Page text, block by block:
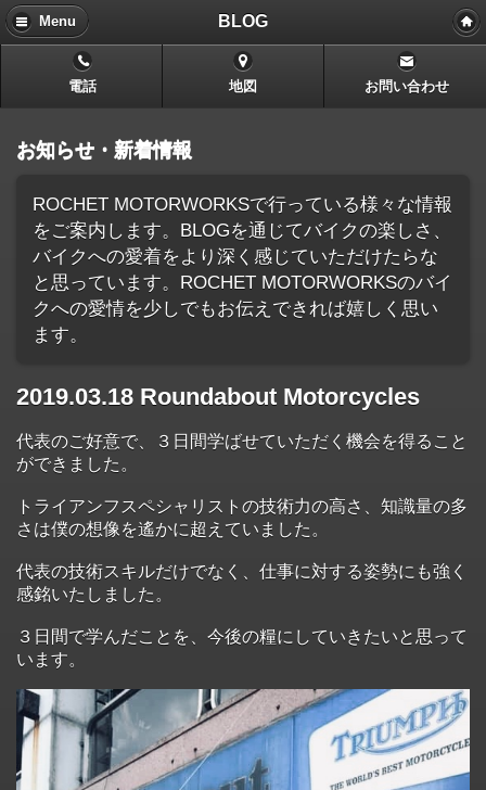
Menu BLOG
電話 地図 お問い合わせ
お知らせ・新着情報
ROCHET MOTORWORKSで行っている様々な情報
をご案内します。BLOGを通じてバイクの楽しさ、
バイクへの愛着をより深く感じていただけたらな
と思っています。ROCHET MOTORWORKSのバイ
クへの愛情を少しでもお伝えできれば嬉しく思い
ます。
2019.03.18 Roundabout Motorcycles
代表のご好意で、３日間学ばせていただく機会を得ること
ができました。
トライアンフスペシャリストの技術力の高さ、知識量の多
さは僕の想像を遙かに超えていました。
代表の技術スキルだけでなく、仕事に対する姿勢にも強く
感銘いたしました。
３日間で学んだことを、今後の糧にしていきたいと思って
います。